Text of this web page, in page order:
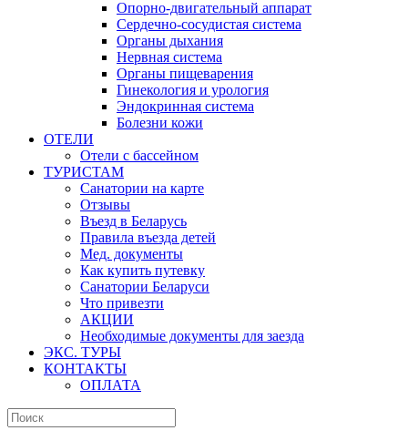
Опорно-двигательный аппарат
Сердечно-сосудистая система
Органы дыхания
Нервная система
Органы пищеварения
Гинекология и урология
Эндокринная система
Болезни кожи
ОТЕЛИ
Отели с бассейном
ТУРИСТАМ
Санатории на карте
Отзывы
Въезд в Беларусь
Правила въезда детей
Мед. документы
Как купить путевку
Санатории Беларуси
Что привезти
АКЦИИ
Необходимые документы для заезда
ЭКС. ТУРЫ
КОНТАКТЫ
ОПЛАТА